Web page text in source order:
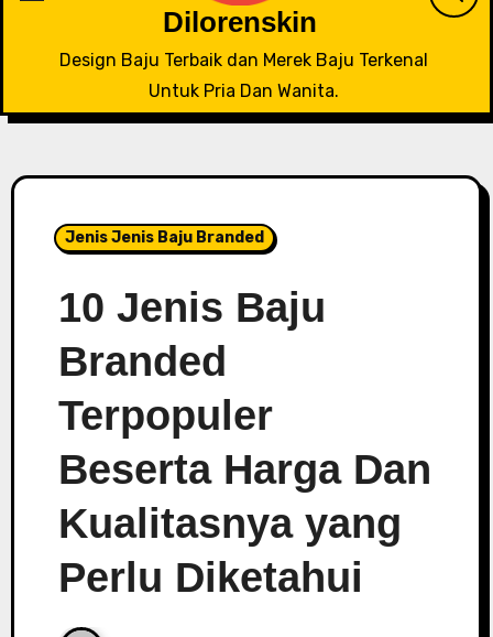
Dilorenskin
Design Baju Terbaik dan Merek Baju Terkenal
Untuk Pria Dan Wanita.
Jenis Jenis Baju Branded
10 Jenis Baju
Branded
Terpopuler
Beserta Harga Dan
Kualitasnya yang
Perlu Diketahui